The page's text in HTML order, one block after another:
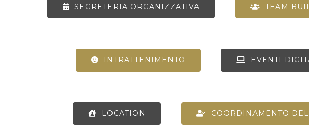
SEGRETERIA ORGANIZZATIVA TEAM
INTRATTENIMENTO EVENTI
LOCATION COORDINAMENTO